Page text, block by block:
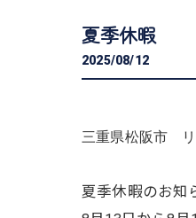
夏季休暇
2025/08/12
三重県松阪市 リ
夏季休暇のお知